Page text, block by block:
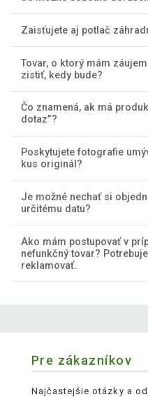
Zaisťujete aj potlač
Tovar, o ktorý mám
zistiť, kedy bude?
Čo znamená, ak má
dotaz”?
Poskytujete fotografie
kus originál?
Je možné nechať si
určitému datu?
Ako mám postupovať v
nefunkčný tovar?
reklamovať.
Pre zákazníkov
Najčastejšie otázky a